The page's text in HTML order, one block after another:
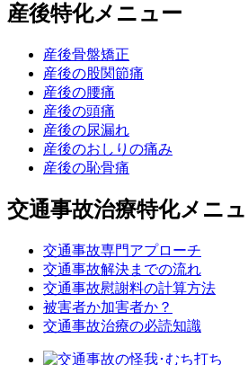
産後特化メニュー
産後骨盤矯正
産後の股関節痛
産後の腰痛
産後の頭痛
産後の尿漏れ
産後のおしりの痛み
産後の恥骨痛
交通事故治療特化メニ
交通事故専門アプローチ
交通事故解決までの流れ
交通事故慰謝料の計算方法
被害者か加害者か？
交通事故治療の必読知識